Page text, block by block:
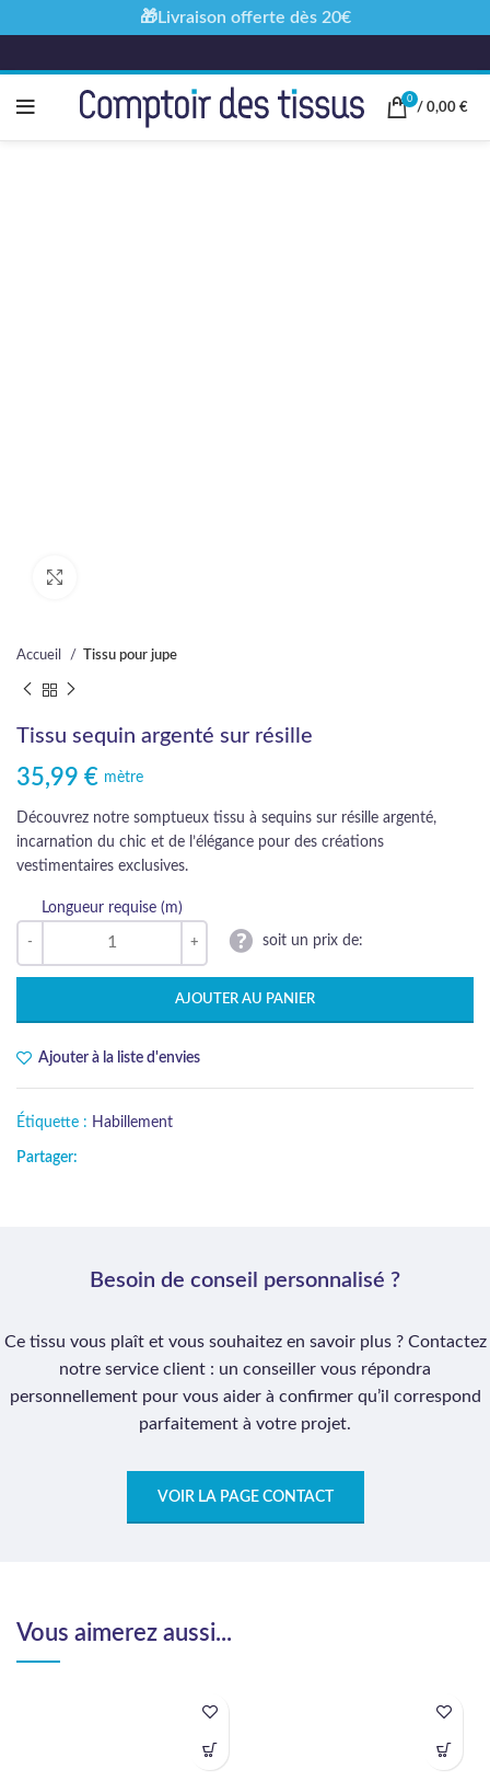
0
/ 0,00 €
Accueil Tissu pour jupe
Tissu sequin argenté sur résille
35,99 € mètre
Découvrez notre somptueux tissu à sequins sur résille argenté,
incarnation du chic et de l’élégance pour des créations
vestimentaires exclusives.
Longueur requise (m)
soit un prix de:
AJOUTER AU PANIER
Ajouter à la liste d'envies
Étiquette : Habillement
Partager:
Besoin de conseil personnalisé ?
Ce tissu vous plaît et vous souhaitez en savoir plus ? Contactez
notre service client : un conseiller vous répondra
personnellement pour vous aider à confirmer qu’il correspond
parfaitement à votre projet.
VOIR LA PAGE CONTACT
Vous aimerez aussi...
🎁Livraison offerte dès 20€